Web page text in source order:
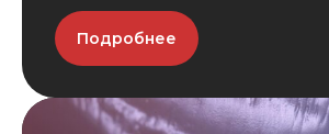
Подробнее